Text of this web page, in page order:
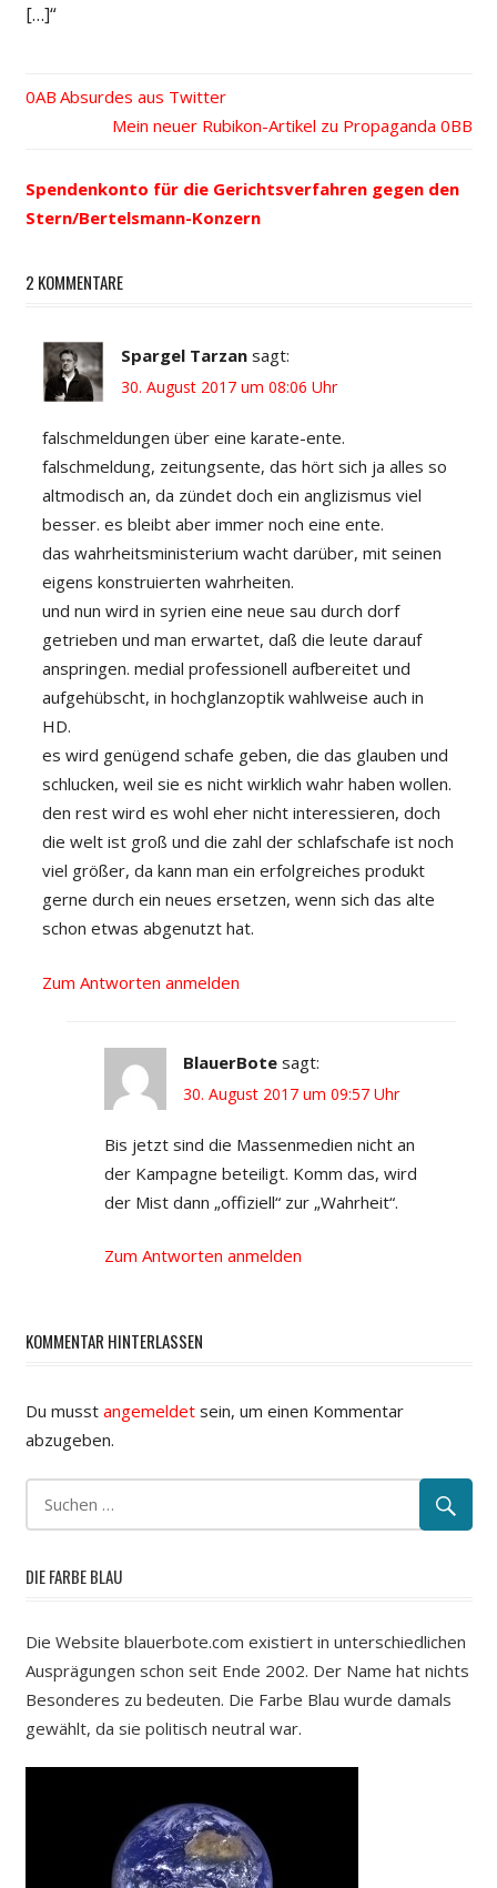
[…]“
Beitrags-
Vorheriger
Beitrag:
Absurdes aus Twitter
Nächster
Mein neuer Rubikon-Artikel zu Propaganda
Spendenkonto für die Gerichtsverfahren gegen den
Stern/Bertelsmann-Konzern
2 KOMMENTARE
Spargel Tarzan sagt:
30. August 2017 um 08:06 Uhr
falschmeldungen über eine karate-ente.
falschmeldung, zeitungsente, das hört sich ja alles so
altmodisch an, da zündet doch ein anglizismus viel
besser. es bleibt aber immer noch eine ente.
das wahrheitsministerium wacht darüber, mit seinen
eigens konstruierten wahrheiten.
und nun wird in syrien eine neue sau durch dorf
getrieben und man erwartet, daß die leute darauf
anspringen. medial professionell aufbereitet und
aufgehübscht, in hochglanzoptik wahlweise auch in
HD.
es wird genügend schafe geben, die das glauben und
schlucken, weil sie es nicht wirklich wahr haben wollen.
den rest wird es wohl eher nicht interessieren, doch
die welt ist groß und die zahl der schlafschafe ist noch
viel größer, da kann man ein erfolgreiches produkt
gerne durch ein neues ersetzen, wenn sich das alte
schon etwas abgenutzt hat.
Zum Antworten anmelden
BlauerBote sagt:
30. August 2017 um 09:57 Uhr
Bis jetzt sind die Massenmedien nicht an
der Kampagne beteiligt. Komm das, wird
der Mist dann „offiziell“ zur „Wahrheit“.
Zum Antworten anmelden
KOMMENTAR HINTERLASSEN
Du musst angemeldetsein, um einen Kommentar
abzugeben.
DIE FARBE BLAU
Die Website blauerbote.com existiert in unterschiedlichen
Ausprägungen schon seit Ende 2002. Der Name hat nichts
Besonderes zu bedeuten. Die Farbe Blau wurde damals
gewählt, da sie politisch neutral war.